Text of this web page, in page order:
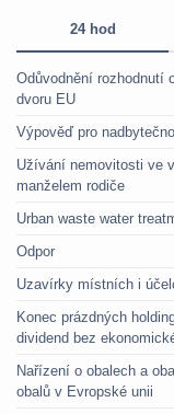
24 hod
Odůvodnění rozhodnutí
dvoru EU
Výpověď pro
Užívání nemovitosti ve
manželem rodiče
Urban waste water
Odpor
Uzavírky místních i
Konec prázdných
dividend bez
Nařízení o obalech a
obalů v Evropské unii